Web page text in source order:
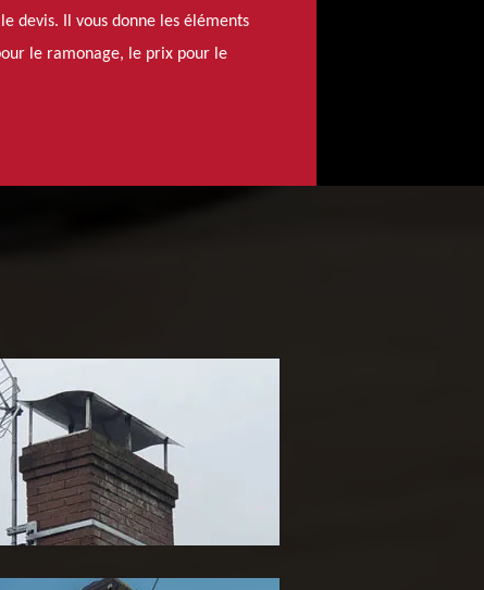
devis. Il vous donne les éléments
le ramonage, le prix pour le
de chapeau de
65